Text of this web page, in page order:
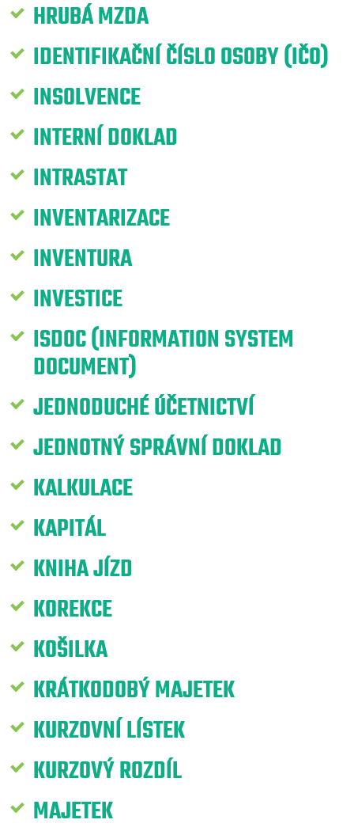
HRUBÁ MZDA
IDENTIFIKAČNÍ ČÍSLO OSOBY (IČO)
INSOLVENCE
INTERNÍ DOKLAD
INTRASTAT
INVENTARIZACE
INVENTURA
INVESTICE
ISDOC (INFORMATION SYSTEM
DOCUMENT)
JEDNODUCHÉ ÚČETNICTVÍ
JEDNOTNÝ SPRÁVNÍ DOKLAD
KALKULACE
KAPITÁL
KNIHA JÍZD
KOREKCE
KOŠILKA
KRÁTKODOBÝ MAJETEK
KURZOVNÍ LÍSTEK
KURZOVÝ ROZDÍL
MAJETEK